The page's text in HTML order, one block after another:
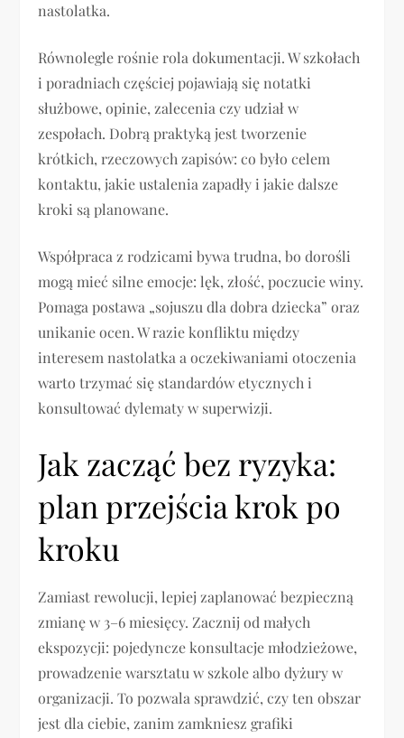
nastolatka.
Równolegle rośnie rola dokumentacji. W szkołach
i poradniach częściej pojawiają się notatki
służbowe, opinie, zalecenia czy udział w
zespołach. Dobrą praktyką jest tworzenie
krótkich, rzeczowych zapisów: co było celem
kontaktu, jakie ustalenia zapadły i jakie dalsze
kroki są planowane.
Współpraca z rodzicami bywa trudna, bo dorośli
mogą mieć silne emocje: lęk, złość, poczucie winy.
Pomaga postawa „sojuszu dla dobra dziecka” oraz
unikanie ocen. W razie konfliktu między
interesem nastolatka a oczekiwaniami otoczenia
warto trzymać się standardów etycznych i
konsultować dylematy w superwizji.
Jak zacząć bez ryzyka:
plan przejścia krok po
kroku
Zamiast rewolucji, lepiej zaplanować bezpieczną
zmianę w 3–6 miesięcy. Zacznij od małych
ekspozycji: pojedyncze konsultacje młodzieżowe,
prowadzenie warsztatu w szkole albo dyżury w
organizacji. To pozwala sprawdzić, czy ten obszar
jest dla ciebie, zanim zamkniesz grafiki